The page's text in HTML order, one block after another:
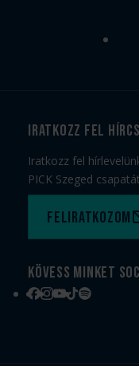
iratkozz fel
Iratkozz fel
PICK Szeged
Feliratkozom
Kövess minket
Facebook
Instagram
YouTube
TikTokSpotify